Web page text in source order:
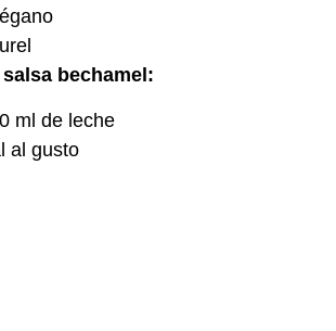
salsa bechamel:
ml de leche
al gusto